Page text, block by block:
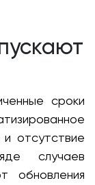
сроки
отсутствие
случаев
обновления